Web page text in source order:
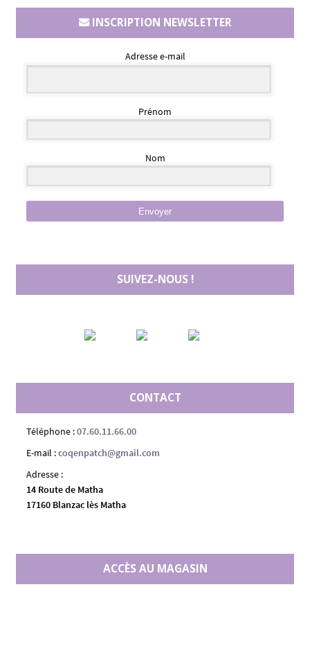
INSCRIPTION NEWSLETTER
Adresse e-mail
Prénom
Nom
Envoyer
SUIVEZ-NOUS !
CONTACT
Téléphone :07.60.11.66.00
E-mail :coqenpatch@gmail.com
Adresse :
14 Route de Matha
17160 Blanzac lès Matha
ACCÈS AU MAGASIN